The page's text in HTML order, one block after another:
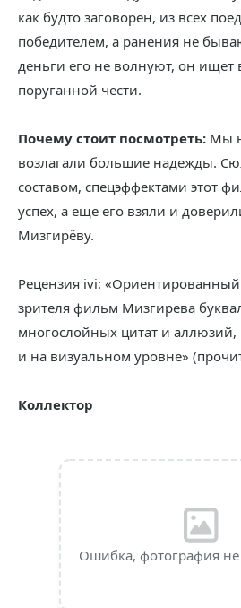
как будто заговорен, из всех
победителем, а ранения не
деньги его не волнуют, он ищет
поруганной чести.
Почему стоит посмотреть: Мы
возлагали большие надежды.
составом, спецэффектами этот
успех, а еще его взяли и
Мизгирёву.
Рецензия ivi: «Ориентированный
зрителя фильм Мизгирева
многослойных цитат и аллюзий,
и на визуальном уровне»
Коллектор
Ошибка, фотография